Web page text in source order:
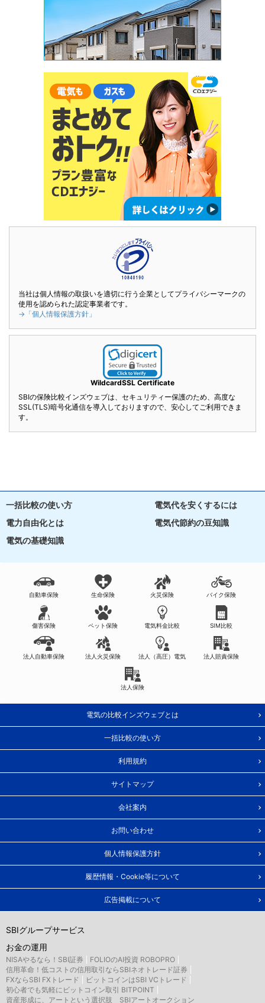
当社は個人情報の取扱いを適切に行う企業としてプライバシーマークの
使用を認められた認定事業者です。
→「個人情報保護方針」
WildcardSSL Certificate
SBIの保険比較インズウェブは、セキュリティー保護のため、高度な
SSL(TLS)暗号化通信を導入しておりますので、安心してご利用できま
す。
一括比較の使い方
電気代を安くするには
電力自由化とは
電気代節約の豆知識
電気の基礎知識
自動車保険 生命保険 火災保険 バイク保険
傷害保険 ペット保険 電気料金比較 SIM比較
法人自動車保険 法人火災保険 法人（高圧）電気 法人賠責保険
法人保険
電気の比較インズウェブとは
一括比較の使い方
利用規約
サイトマップ
会社案内
お問い合わせ
個人情報保護方針
履歴情報・Cookie等について
広告掲載について
SBIグループサービス
お金の運用
NISAやるなら！SBI証券
FOLIOのAI投資 ROBOPRO
信用革命！低コストの信用取引ならSBIネオトレード証券
FXならSBI FXトレード
ビットコインはSBI VCトレード
初心者でも気軽にビットコイン取引 BITPOINT
資産形成に、アートという選択肢 SBIアートオークション